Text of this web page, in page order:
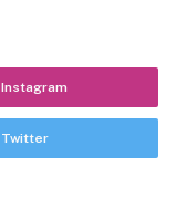
Instagram
Twitter